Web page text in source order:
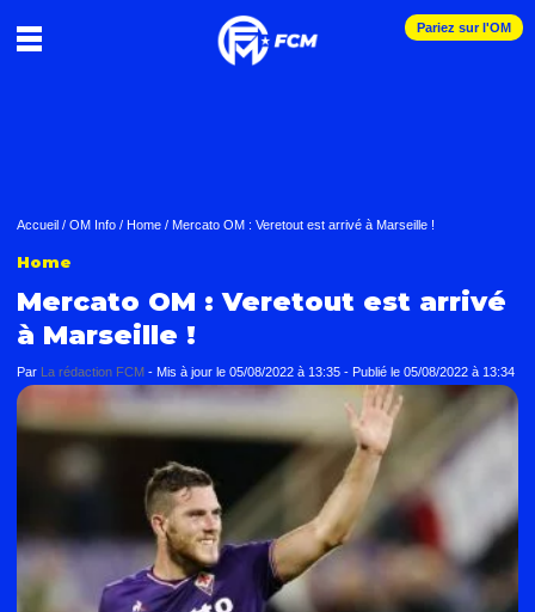
Pariez sur l'OM
Accueil / OM Info / Home / Mercato OM : Veretout est arrivé à Marseille !
Home
Mercato OM : Veretout est arrivé
à Marseille !
Par La rédaction FCM - Mis à jour le 05/08/2022 à 13:35 - Publié le 05/08/2022 à 13:34